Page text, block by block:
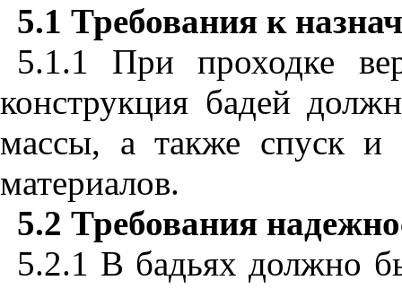
5.1 Требования к
5.1.1 При проходке
конструкция бадей
массы, а также спуск и
материалов.
5.2 Требования
5.2.1 В бадьях должно